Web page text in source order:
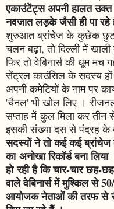
एकाउंटेंट्स अपनी हालत
नवजात लड़के जैसी ही पा
शुरुआत ब्रांचेज के कुछेक
चलन बढ़ा, तो दिल्ली में
फिर तो वेबिनार्स की धूम
सेंट्रल काउंसिल के सदस्य हों
अपनी कमेटियों के नाम पर
'चैनल' भी खोल लिए ।
सप्ताह में कुल मिला कर तीन
इसकी संख्या दस से पंद्रह के
सदस्यों ने तो कई कई ब्रांचेज
का अनोखा रिकॉर्ड बना
हो रही है कि चार-चार छह-
वाले वेबिनार्स में मुश्किल से
आयोजक नेताओं की तरफ से